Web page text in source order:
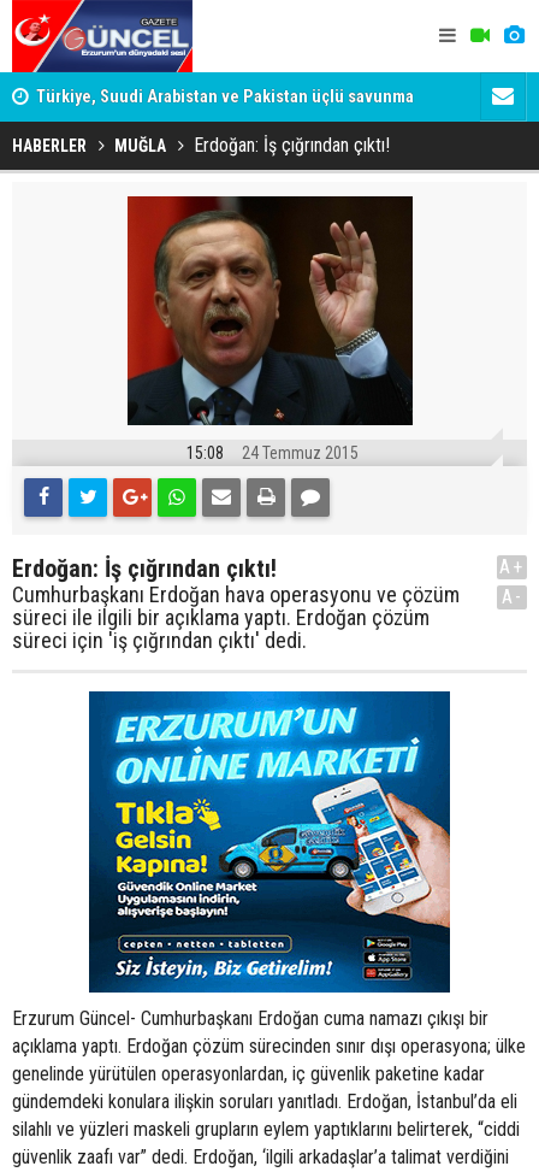
Türkiye, Suudi Arabistan ve Pakistan üçlü savunma
anlaşmasını imzaladı
Karanlık
HABERLER MUĞLA Erdoğan: İş çığrından çıktı!
15:08 24 Temmuz 2015
Erdoğan: İş çığrından çıktı!
Cumhurbaşkanı Erdoğan hava operasyonu ve çözüm
süreci ile ilgili bir açıklama yaptı. Erdoğan çözüm
süreci için 'iş çığrından çıktı' dedi.
A+
A-
Erzurum Güncel- Cumhurbaşkanı Erdoğan cuma namazı çıkışı bir
açıklama yaptı. Erdoğan çözüm sürecinden sınır dışı operasyona; ülke
genelinde yürütülen operasyonlardan, iç güvenlik paketine kadar
gündemdeki konulara ilişkin soruları yanıtladı. Erdoğan, İstanbul’da eli
silahlı ve yüzleri maskeli grupların eylem yaptıklarını belirterek, “ciddi
güvenlik zaafı var” dedi. Erdoğan, ‘ilgili arkadaşlar’a talimat verdiğini